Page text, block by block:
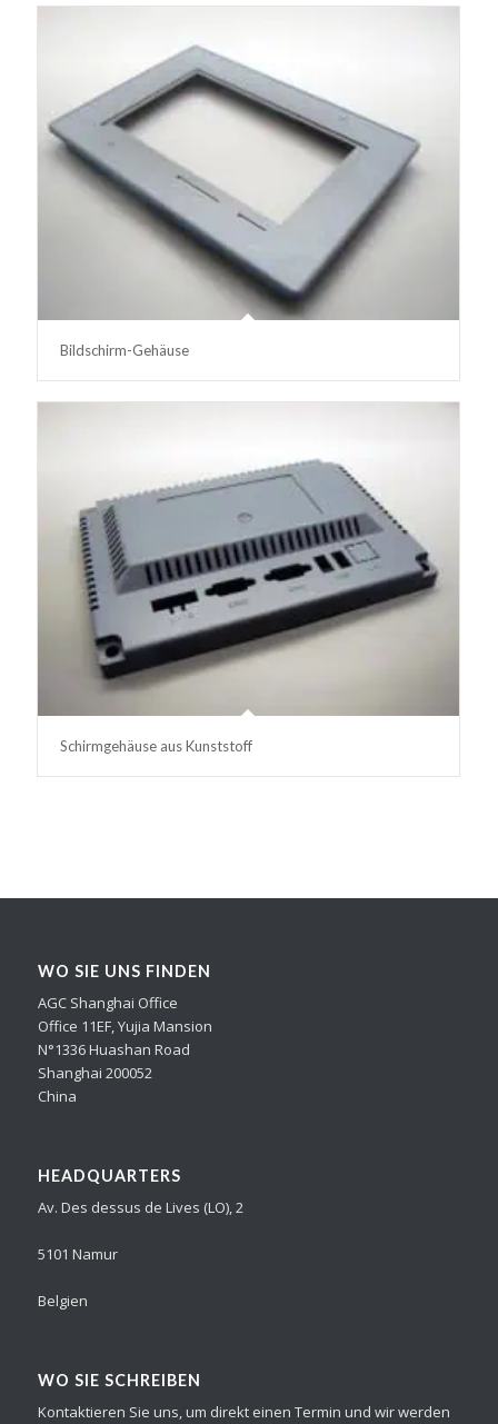
Bildschirm-Gehäuse
Schirmgehäuse aus Kunststoff
WO SIE UNS FINDEN
AGC Shanghai Office
Office 11EF, Yujia Mansion
N°1336 Huashan Road
Shanghai 200052
China
HEADQUARTERS
Av. Des dessus de Lives (LO), 2
5101 Namur
Belgien
WO SIE SCHREIBEN
Kontaktieren Sie uns, um direkt einen Termin und wir werden